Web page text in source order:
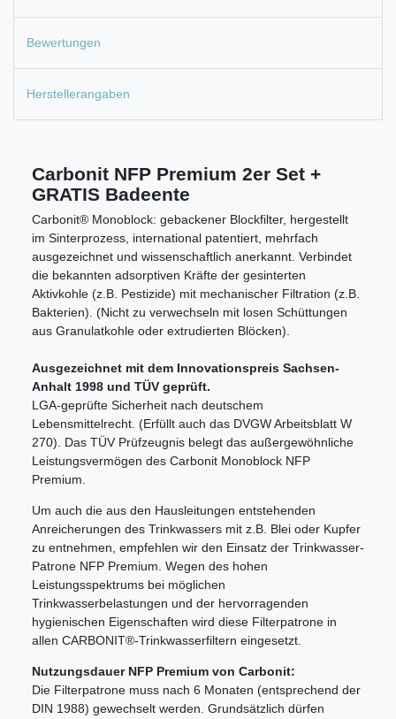
Bewertungen
Herstellerangaben
Carbonit NFP Premium 2er Set +
GRATIS Badeente
Carbonit® Monoblock: gebackener Blockfilter, hergestellt
im Sinterprozess, international patentiert, mehrfach
ausgezeichnet und wissenschaftlich anerkannt. Verbindet
die bekannten adsorptiven Kräfte der gesinterten
Aktivkohle (z.B. Pestizide) mit mechanischer Filtration (z.B.
Bakterien). (Nicht zu verwechseln mit losen Schüttungen
aus Granulatkohle oder extrudierten Blöcken).
Ausgezeichnet mit dem Innovationspreis Sachsen-
Anhalt 1998 und TÜV geprüft.
LGA-geprüfte Sicherheit nach deutschem
Lebensmittelrecht. (Erfüllt auch das DVGW Arbeitsblatt W
270). Das TÜV Prüfzeugnis belegt das außergewöhnliche
Leistungsvermögen des Carbonit Monoblock NFP
Premium.
Um auch die aus den Hausleitungen entstehenden
Anreicherungen des Trinkwassers mit z.B. Blei oder Kupfer
zu entnehmen, empfehlen wir den Einsatz der Trinkwasser-
Patrone NFP Premium. Wegen des hohen
Leistungsspektrums bei möglichen
Trinkwasserbelastungen und der hervorragenden
hygienischen Eigenschaften wird diese Filterpatrone in
allen CARBONIT®-Trinkwasserfiltern eingesetzt.
Nutzungsdauer NFP Premium von Carbonit:
Die Filterpatrone muss nach 6 Monaten (entsprechend der
DIN 1988) gewechselt werden. Grundsätzlich dürfen